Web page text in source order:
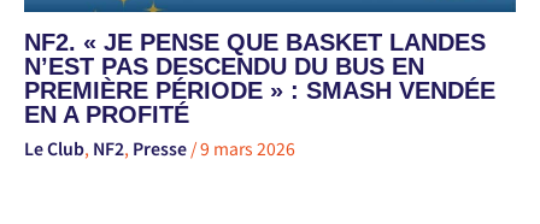
NF2. « JE PENSE QUE BASKET LANDES
N’EST PAS DESCENDU DU BUS EN
PREMIÈRE PÉRIODE » : SMASH VENDÉE
EN A PROFITÉ
Le Club, NF2, Presse /9 mars 2026